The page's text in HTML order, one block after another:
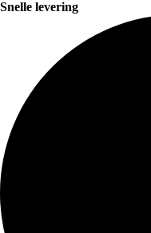
Snelle levering